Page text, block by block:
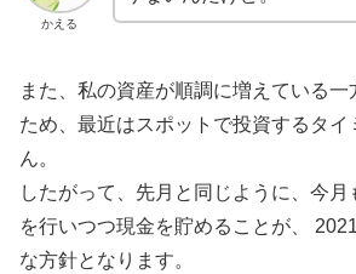
かえる
また、私の資産が順調に増えている
ため、最近はスポットで投資するタイ
ん。
したがって、先月と同じように、今
を行いつつ現金を貯めることが、
な方針となります。